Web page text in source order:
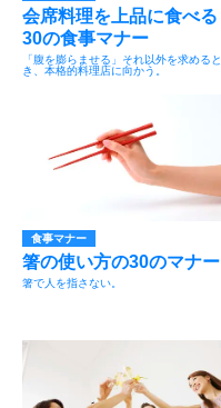
会席料理を上品に食べる
30の食事マナー
「腹を膨らませる」それ以外を求めると
き、本格的料理店に向かう。
食事マナー
箸の使い方の30のマナー
箸で人を指さない。